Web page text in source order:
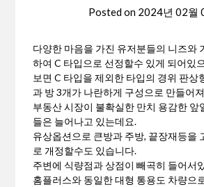
Posted on 2024년 02월
다양한 마음을 가진 유저분들의 니즈와
하여 C 타입으로 선정할수 있게 되어있
보면 C 타입을 제외한 타입의 경위 판상
과 방 3개가 나란하게 구성으로 만들어
부동산 시장이 불확실한 만치 용감한 앞
들은 늘어나고 있는데요.
유상옵션으로 큰방과 주방, 끝장재등을
로 개정할수도 있습니다.
주변에 식량점과 상점이 빼곡히 들어서
홈플러스와 동일한 대형 통용도 차량으